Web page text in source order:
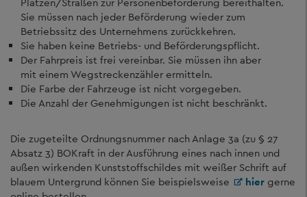
Sie müssen nach jeder Beförderung wieder zum
Betriebssitz des Unternehmens zurückkehren.
Sie haben keine Betriebs- und Beförderungspflicht.
Der Fahrpreis ist frei vereinbar. Sie müssen ihn aber
mit einem Wegstreckenzähler ermitteln.
Die Farbe der Fahrzeuge ist nicht vorgegeben.
Die Anzahl der Genehmigungen ist nicht beschränkt.
Die zugeteilte Ordnungsnummer nach Anlage 3a (zu § 27
Absatz 3) BOKraft in der Ausführung eines nach innen und
außen wirkenden Kunststoffschildes mit weißer Schrift auf
blauem Untergrund können Sie beispielsweise
hier gerne